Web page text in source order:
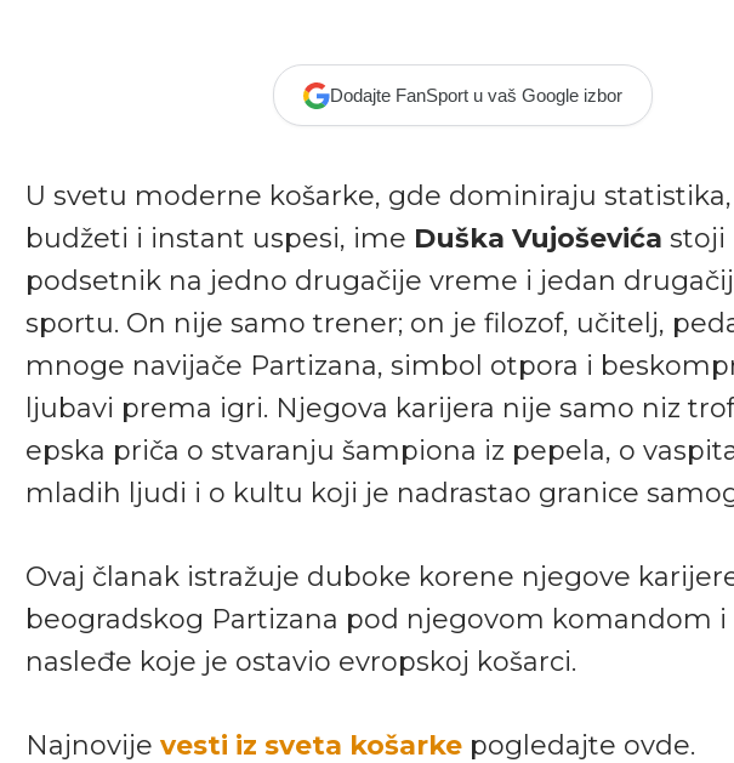
Dodajte FanSport u vaš Google izbor
U svetu moderne košarke, gde dominiraju
budžeti i instant uspesi, ime Duška Vujoševića stoji
podsetnik na jedno drugačije vreme i jedan
sportu. On nije samo trener; on je filozof, učitelj,
mnoge navijače Partizana, simbol otpora i
ljubavi prema igri. Njegova karijera nije samo niz
epska priča o stvaranju šampiona iz pepela, o
mladih ljudi i o kultu koji je nadrastao granice
Ovaj članak istražuje duboke korene njegove
beogradskog Partizana pod njegovom komandom i
nasleđe koje je ostavio evropskoj košarci.
Najnovije vesti iz sveta košarke pogledajte ovde.